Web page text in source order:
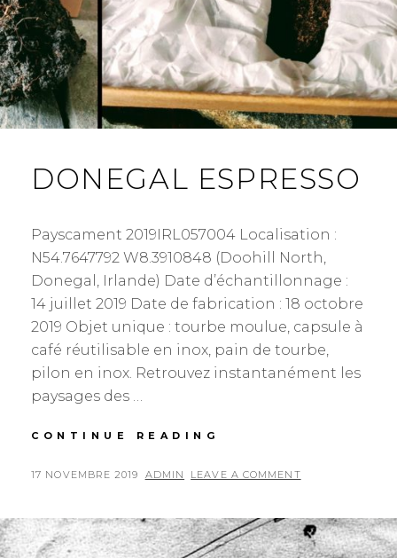
DONEGAL ESPRESSO
Payscament 2019IRL057004 Localisation :
N54.7647792 W8.3910848 (Doohill North,
Donegal, Irlande) Date d’échantillonnage :
14 juillet 2019 Date de fabrication : 18 octobre
2019 Objet unique : tourbe moulue, capsule à
café réutilisable en inox, pain de tourbe,
pilon en inox. Retrouvez instantanément les
paysages des …
CONTINUE READING
POSTED
17 NOVEMBRE 2019 BY
ADMIN LEAVE A COMMENT